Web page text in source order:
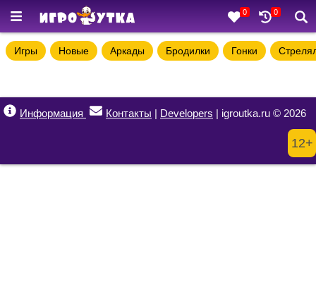
0 0
Игры Новые Аркады Бродилки Гонки
Информация Контакты | Developers | igroutka.ru © 2026
12+